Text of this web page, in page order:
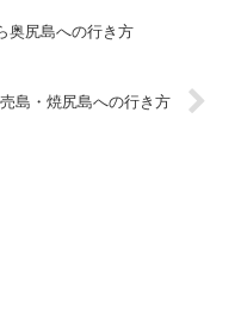
奥尻島への行き方
島・焼尻島への行き方